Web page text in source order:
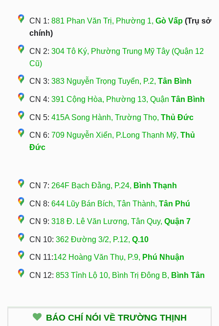
CN 1: 881 Phan Văn Trị, Phường 1, Gò Vấp (Trụ sở
chính)
CN 2: 304 Tô Ký, Phường Trung Mỹ Tây (Quận 12
Cũ)
CN 3: 383 Nguyễn Trọng Tuyển, P.2, Tân Bình
CN 4: 391 Cộng Hòa, Phường 13, Quận Tân Bình
CN 5: 415A Song Hành, Trường Thọ, Thủ Đức
CN 6: 709 Nguyễn Xiển, P.Long Thạnh Mỹ, Thủ
Đức
CN 7: 264F Bạch Đằng, P.24, Bình Thạnh
CN 8: 644 Lũy Bán Bích, Tân Thành, Tân Phú
CN 9: 318 Đ. Lê Văn Lương, Tân Quy, Quận 7
CN 10: 362 Đường 3/2, P.12, Q.10
CN 11:142 Hoàng Văn Thụ, P.9, Phú Nhuận
CN 12: 853 Tỉnh Lộ 10, Bình Trị Đông B, Bình Tân
BÁO CHÍ NÓI VỀ TRƯỜNG THỊNH